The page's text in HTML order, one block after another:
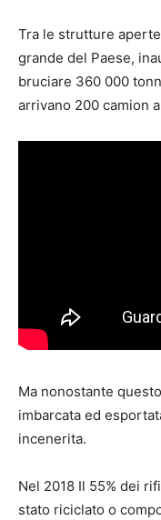
Tra le strutture
grande del Paese,
bruciare 360 000
arrivano 200 camion
Ma nonostante
imbarcata ed
incenerita.
Nel 2018 Il 55% dei
stato riciclato o